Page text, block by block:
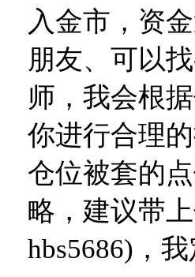
入金市，资
朋友、可以
师，我会根
你进行合理
仓位被套的
略，建议带
hbs5686)，